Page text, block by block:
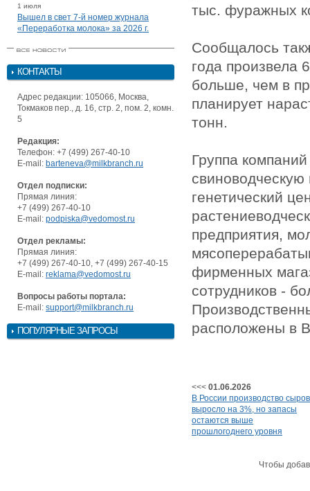
1 июля
Вышел в свет 7-й номер журнала
«Переработка молока» за 2026 г.
КОНТАКТЫ
Адрес редакции: 105066, Москва,
Токмаков пер., д. 16, стр. 2, пом. 2, комн.
5
Редакция:
Телефон: +7 (499) 267-40-10
E-mail: barteneva@milkbranch.ru
Отдел подписки:
Прямая линия:
+7 (499) 267-40-10
E-mail: podpiska@vedomost.ru
Отдел рекламы:
Прямая линия:
+7 (499) 267-40-10, +7 (499) 267-40-15
E-mail: reklama@vedomost.ru
Вопросы работы портала:
E-mail: support@milkbranch.ru
ПОПУЛЯРНЫЕ ЗАПРОСЫ
тыс. фуражных
Сообщалось
года произвела
больше, чем в
планирует
тонн.
Группа
генетический
предприятия,
фирменных
сотрудников -
расположены в
<<< 01.06.2026
В России производство сыров
выросло на 3%, но запасы
остаются выше
прошлогоднего уровня
Чтобы